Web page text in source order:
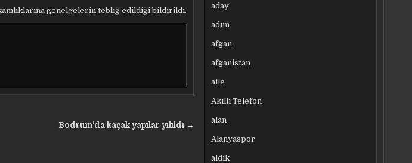
genelgelerin tebliğ edildiği bildirildi.
Bodrum’da kaçak yapılar yılıldı →
aday
adım
afgan
afganistan
aile
Akıllı Telefon
alan
Alanyaspor
aldık